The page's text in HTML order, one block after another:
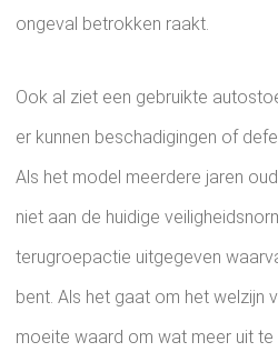
ongeval betrokken raakt.
Ook al ziet een gebruikte
er kunnen beschadigingen of
Als het model meerdere jaren
niet aan de huidige
terugroepactie uitgegeven
bent. Als het gaat om het welzijn
moeite waard om wat meer uit